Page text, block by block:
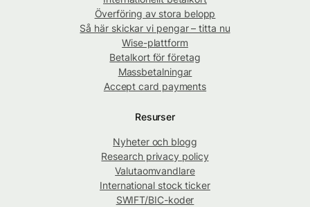
Överföring av stora belopp
Så här skickar vi pengar – titta nu
Wise-plattform
Betalkort för företag
Massbetalningar
Accept card payments
Resurser
Nyheter och blogg
Research privacy policy
Valutaomvandlare
International stock ticker
SWIFT/BIC-koder